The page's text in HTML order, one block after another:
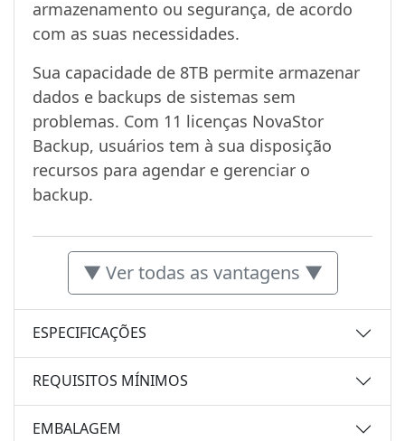
armazenamento ou segurança, de acordo
com as suas necessidades.
Sua capacidade de 8TB permite armazenar
dados e backups de sistemas sem
problemas. Com 11 licenças NovaStor
Backup, usuários tem à sua disposição
recursos para agendar e gerenciar o
backup.
▼ Ver todas as vantagens ▼
ESPECIFICAÇÕES
REQUISITOS MÍNIMOS
EMBALAGEM